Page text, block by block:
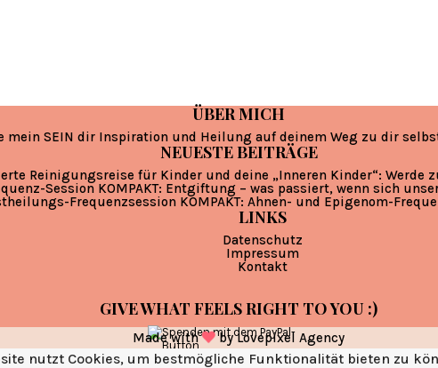
ÜBER MICH
mein SEIN dir Inspiration und Heilung auf deinem Weg zu dir
NEUESTE BEITRÄGE
Reinigungsreise für Kinder und deine „Inneren Kinder“: Werde
Session KOMPAKT: Entgiftung – was passiert, wenn sich
Frequenzsession KOMPAKT: Ahnen- und Epigenom-
LINKS
Datenschutz
Impressum
Kontakt
GIVE WHAT FEELS RIGHT TO YOU :)
Made with byLovepixel Agency
nutzt Cookies, um bestmögliche Funktionalität bieten zu